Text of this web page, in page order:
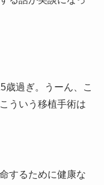
歳過ぎ。うーん、こ
ういう移植手術は
するために健康な